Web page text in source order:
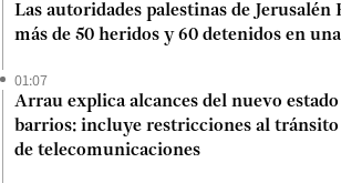
Las autoridades palestinas de Jerusalén
más de 50 heridos y 60 detenidos en
01:07
Arrau explica alcances del nuevo
barrios: incluye restricciones al
de telecomunicaciones